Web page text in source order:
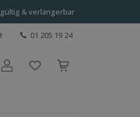
gültig & verlängerbar
01 205 19 24
Benutzerkonto